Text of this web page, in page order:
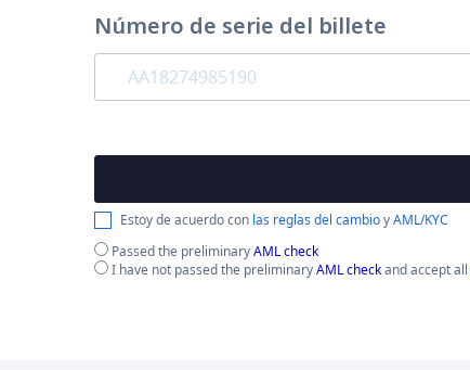
Número de serie del billete
Estoy de acuerdo con las reglas del cambioyAML/KYC
Passed the preliminaryAML check
I have not passed the preliminaryAML checkand accept all